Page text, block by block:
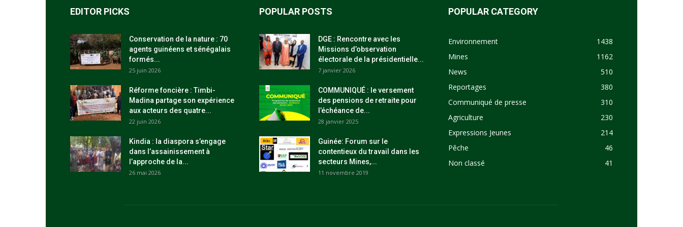
EDITOR PICKS
Conservation de la nature : 70
agents guinéens et sénégalais
formés...
25 juin 2026
Réforme foncière : Timbi-
Madina partage son expérience
aux acteurs des quatre...
22 juin 2026
Kindia : la diaspora s’engage
dans l’assainissement à
l’approche de la...
26 mai 2026
POPULAR POSTS
DGE : Rencontre avec les
Missions d’observation
électorale de la présidentielle...
7 janvier 2026
COMMUNIQUÉ : le versement
des pensions de retraite pour
l’échéance de...
28 janvier 2025
Guinée: Forum sur le
contentieux du travail dans les
secteurs Mines,...
11 novembre 2019
POPULAR CATEGORY
Environnement
1438
Mines
1162
News
510
Reportages
380
Communiqué de presse
310
Agriculture
230
Expressions Jeunes
214
Pêche
46
Non classé
41